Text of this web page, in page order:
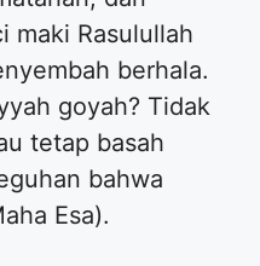
maki Rasulullah
berhala.
goyah? Tidak
tetap basah
bahwa
Esa).